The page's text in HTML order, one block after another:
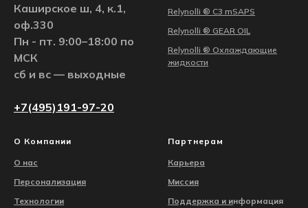
Каширское ш, 4, к.1,
оф.330
Пн - пт. 9:00–18:00 по
МСК
сб и вс — выходные
+7(495)191-97-20
Relynolli ® С3 mSAPS
Relynolli ® GEAR OIL
Relynolli ® Охлаждающие
жидкости
О Компании
О нас
Персонализация
Технологии
Партнерам
Карьера
Миссия
Поддержка и информация